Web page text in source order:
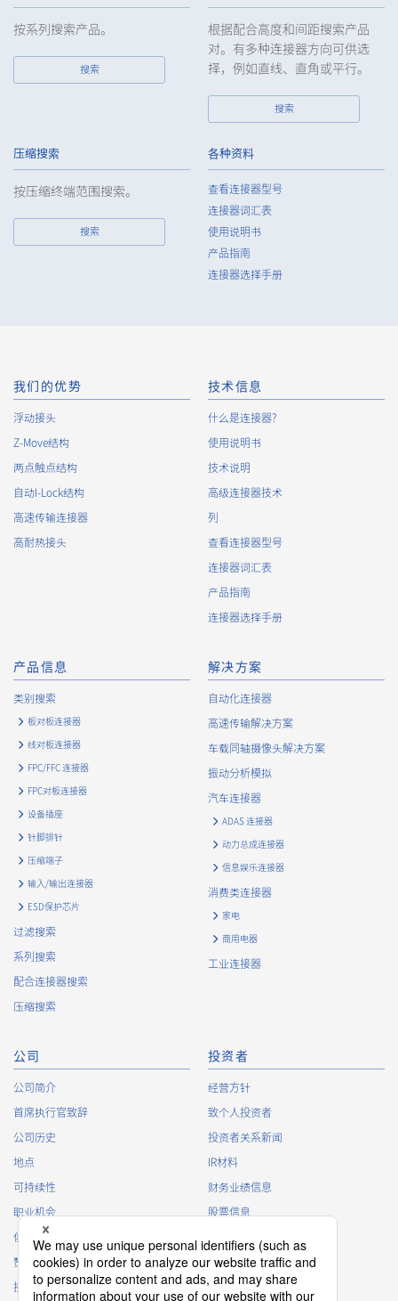
IMSA-10106B-180Y904
按系列搜索产品。
搜索
根据配合高度和间距搜索产品
对。有多种连接器方向可供选
择，例如直线、直角或平行。
搜索
压缩搜索
按压缩终端范围搜索。
搜索
各种资料
查看连接器型号
连接器词汇表
使用说明书
产品指南
连接器选择手册
我们的优势
浮动接头
Z-Move结构
两点触点结构
自动I-Lock结构
高速传输连接器
高耐热接头
技术信息
什么是连接器?
使用说明书
技术说明
高级连接器技术
列
查看连接器型号
连接器词汇表
产品指南
连接器选择手册
产品信息
类别搜索
板对板连接器
线对板连接器
FPC/FFC 连接器
FPC对板连接器
设备插座
针脚排针
压缩端子
输入/输出连接器
ESD保护芯片
过滤搜索
系列搜索
配合连接器搜索
压缩搜索
解决方案
自动化连接器
高速传输解决方案
车载同轴摄像头解决方案
振动分析模拟
汽车连接器
ADAS 连接器
动力总成连接器
信息娱乐连接器
消费类连接器
家电
商用电器
工业连接器
公司
公司简介
首席执行官致辞
公司历史
地点
可持续性
职业机会
俱乐部活动
赞助
接触
投资者
经营方针
致个人投资者
投资者关系新闻
IR材料
财务业绩信息
股票信息
IR日历
IR常见问题
IR策略